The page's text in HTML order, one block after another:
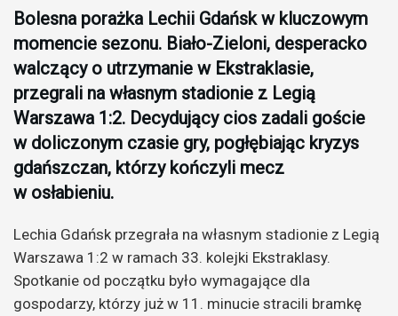
Bolesna porażka Lechii Gdańsk w kluczowym
momencie sezonu. Biało-Zieloni, desperacko
walczący o utrzymanie w Ekstraklasie,
przegrali na własnym stadionie z Legią
Warszawa 1:2. Decydujący cios zadali goście
w doliczonym czasie gry, pogłębiając kryzys
gdańszczan, którzy kończyli mecz
w osłabieniu.
Lechia Gdańsk przegrała na własnym stadionie z Legią
Warszawa 1:2 w ramach 33. kolejki Ekstraklasy.
Spotkanie od początku było wymagające dla
gospodarzy, którzy już w 11. minucie stracili bramkę